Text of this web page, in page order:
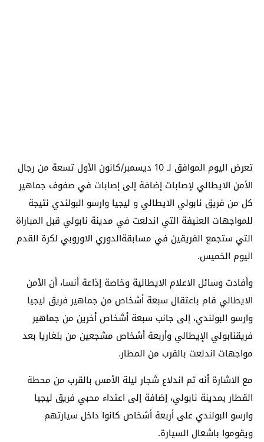
تعرض اليوم الموافق لـ 10 ديسمبر/كانون الأول تسعة من رجال
الأمن الايطالي لإصابات إضافة إلى إصابات في صفوف جماهير
كل من فريق نابولي الايطالي و ليجيا وارسو البولندي نتيجة
للمواجهات العنيفة التي اندلعت في مدينة نابولي قبل المباراة
التي ستجمع الفريقين في مسابقةالدوري الاوروبي لكرة القدم
اليوم الخميس.
وأفادت وسائل الاعلام الايطالية وخاصة إذاعة أنسا، أن الأمن
الايطالي قام باعتقال سبعة أشخاص من جماهير فريق ليجيا
وارسو البولندي، إلى جانب سبعة أشخاص أخرين من جماهير
فريقنابولي الإيطالي وأربعة أشخاص مشجعين من بلغاريا بعد
مواجهات اندلعت بالقرب من المطار.
مع الاشارة أنه تم اندلاع شجار ليلة الأمس بالقرب من محطة
القطار بمدينة نابولي، إضافة إلى اعتداء محبي فريق ليجيا
وارسو البولندي على أربعة أشخاص كانوا داخل سيارتهم
ويقوموا باشعال السيارة.